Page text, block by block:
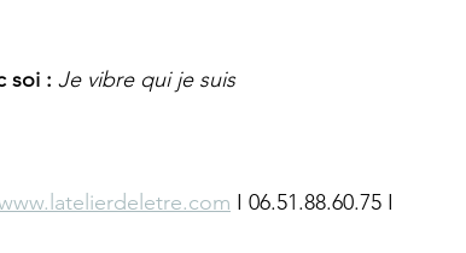
soi : Je vibre qui je suis
I 06.51.88.60.75 I